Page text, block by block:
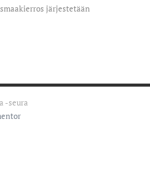
järjestetään
-seura